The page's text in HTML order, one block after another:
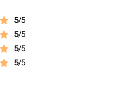
5/5
5/5
5/5
5/5